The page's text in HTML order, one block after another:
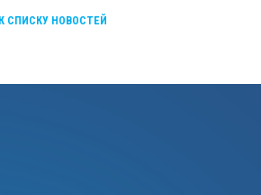
СПИСКУ НОВОСТЕЙ